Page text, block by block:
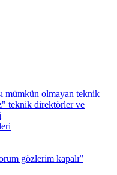
gözlerim kapalı”